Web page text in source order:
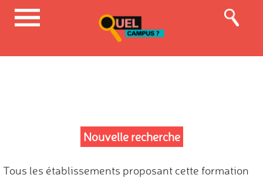
Nouvelle recherche
Tous les établissements proposant cette formation